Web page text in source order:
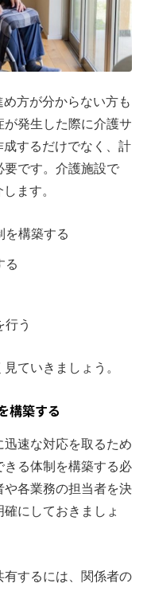
方が分からない方も
発生した際に介護サ
するだけでなく、計
要です。介護施設で
ます。
を構築する
る
行う
ていきましょう。
構築する
速な対応を取るため
きる体制を構築する必
各業務の担当者を決
にしておきましょ
有するには、関係者の